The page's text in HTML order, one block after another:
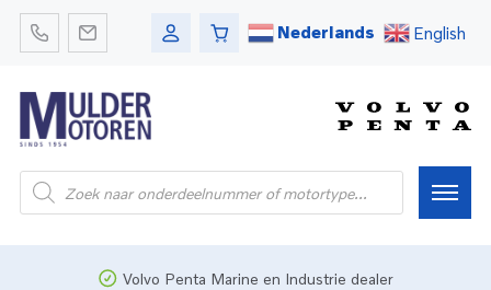
Nederlands English
Volvo Penta Marine en Industrie dealer